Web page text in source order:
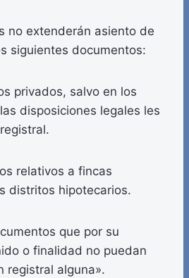
no extenderán asiento de
siguientes documentos:
privados, salvo en los
disposiciones legales les
relativos a fincas
distritos hipotecarios.
que por su
o finalidad no puedan
registral alguna».